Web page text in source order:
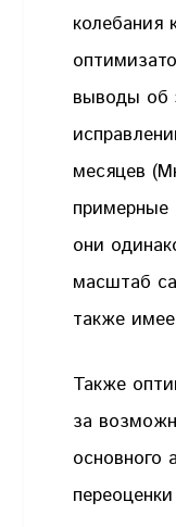
колебания
выводы об
месяцев
примерные
они
масштаб
также
Также
за
основного